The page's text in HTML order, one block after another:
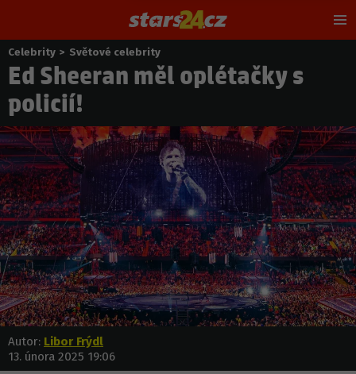
Nacházíte
se
zde:
Celebrity > Světové celebrity
Ed Sheeran měl oplétačky s
policií!
Autor: Libor Frýdl
13. února 2025 19:06